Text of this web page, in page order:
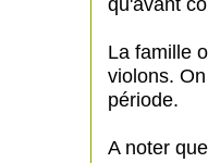
La famille
violons.
période.
A noter